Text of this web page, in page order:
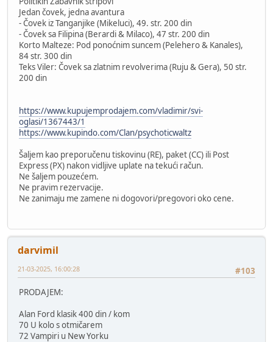
Jedan čovek, jedna avantura
- Čovek iz Tanganjike (Mikeluci), 49. str. 200 din
- Čovek sa Filipina (Berardi & Milaco), 47 str. 200 din
Korto Malteze: Pod ponoćnim suncem (Pelehero & Kanales),
84 str. 300 din
Teks Viler: Čovek sa zlatnim revolverima (Ruju & Gera), 50 str.
200 din
https://www.kupujemprodajem.com/vladimir/svi-
oglasi/1367443/1
https://www.kupindo.com/Clan/psychoticwaltz
Šaljem kao preporučenu tiskovinu (RE), paket (CC) ili Post
Express (PX) nakon vidljive uplate na tekući račun.
Ne šaljem pouzećem.
Ne pravim rezervacije.
Ne zanimaju me zamene ni dogovori/pregovori oko cene.
darvimil
#103
21-03-2025, 16:00:28
PRODAJEM:
Alan Ford klasik 400 din / kom
70 U kolo s otmičarem
72 Vampiri u New Yorku